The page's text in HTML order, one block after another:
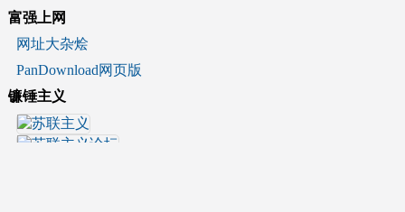
富强上网
网址大杂烩
PanDownload网页版
镰锤主义